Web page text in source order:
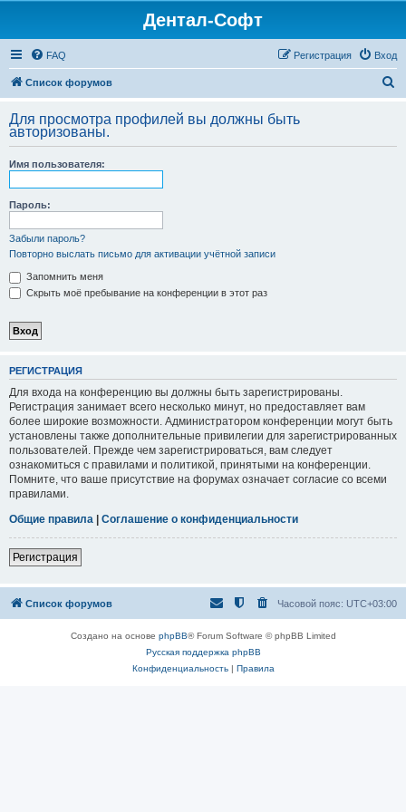
Дентал-Софт
FAQ Вход
Регистрация
Список форумов
с
Для просмотра профилей вы должны быть
авторизованы.
Имя пользователя:
Пароль:
Забыли пароль?
Повторно выслать письмо для активации учётной записи
Запомнить меня
Скрыть моё пребывание на конференции в этот раз
РЕГИСТРАЦИЯ
Для входа на конференцию вы должны быть зарегистрированы.
Регистрация занимает всего несколько минут, но предоставляет вам
более широкие возможности. Администратором конференции могут быть
установлены также дополнительные привилегии для зарегистрированных
пользователей. Прежде чем зарегистрироваться, вам следует
ознакомиться с правилами и политикой, принятыми на конференции.
Помните, что ваше присутствие на форумах означает согласие со всеми
правилами.
Общие правила | Соглашение о конфиденциальности
Регистрация
Список форумов Часовой пояс: UTC+03:00
Создано на основе phpBB® Forum Software © phpBB Limited
Русская поддержка phpBB
Конфиденциальность| Правила